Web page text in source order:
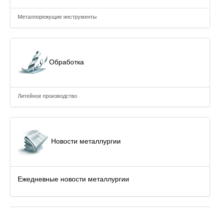
Металлорежущие инструменты
Обработка
Литейное производство
Новости металлургии
Ежедневные новости металлургии